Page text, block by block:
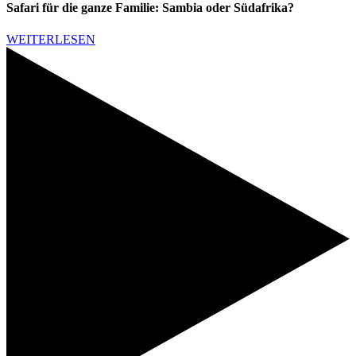
Safari für die ganze Familie: Sambia oder Südafrika?
WEITERLESEN